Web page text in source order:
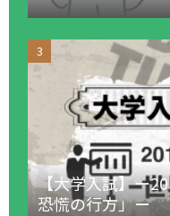
【大学入試】ー
恐慌の行方」ー